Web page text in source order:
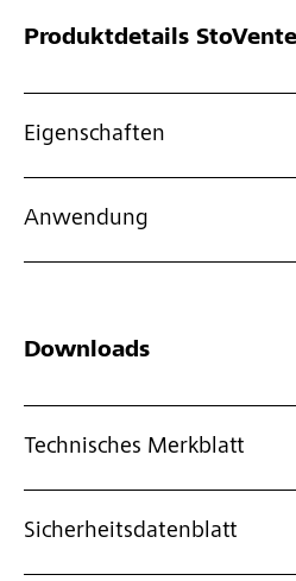
Produktdetails
Eigenschaften
Anwendung
Downloads
Technisches Merkblatt
Sicherheitsdatenblatt